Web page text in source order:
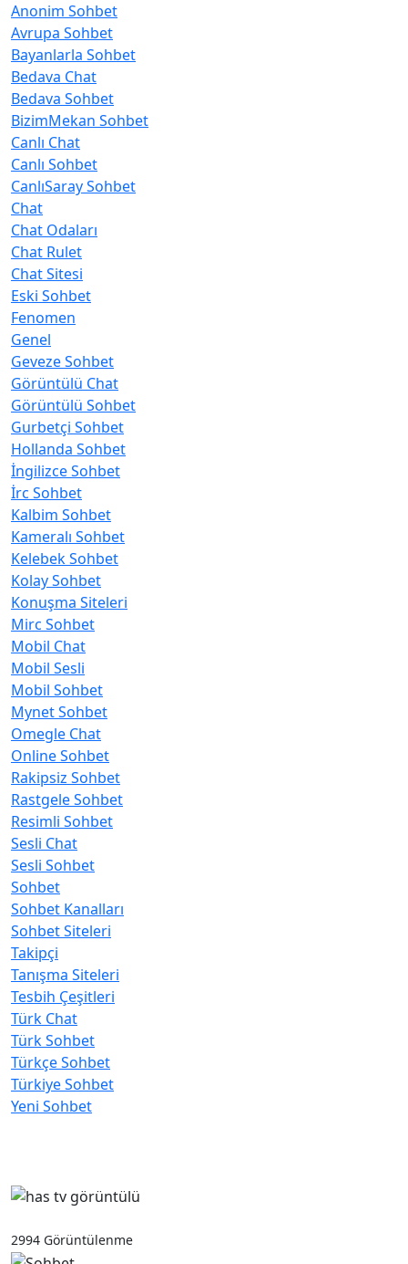
Anonim Sohbet
Avrupa Sohbet
Bayanlarla Sohbet
Bedava Chat
Bedava Sohbet
BizimMekan Sohbet
Canlı Chat
Canlı Sohbet
CanlıSaray Sohbet
Chat
Chat Odaları
Chat Rulet
Chat Sitesi
Eski Sohbet
Fenomen
Genel
Geveze Sohbet
Görüntülü Chat
Görüntülü Sohbet
Gurbetçi Sohbet
Hollanda Sohbet
İngilizce Sohbet
İrc Sohbet
Kalbim Sohbet
Kameralı Sohbet
Kelebek Sohbet
Kolay Sohbet
Konuşma Siteleri
Mirc Sohbet
Mobil Chat
Mobil Sesli
Mobil Sohbet
Mynet Sohbet
Omegle Chat
Online Sohbet
Rakipsiz Sohbet
Rastgele Sohbet
Resimli Sohbet
Sesli Chat
Sesli Sohbet
Sohbet
Sohbet Kanalları
Sohbet Siteleri
Takipçi
Tanışma Siteleri
Tesbih Çeşitleri
Türk Chat
Türk Sohbet
Türkçe Sohbet
Türkiye Sohbet
Yeni Sohbet
2994 Görüntülenme